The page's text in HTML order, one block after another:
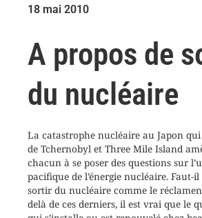
18 mai 2010
A propos de
du nucléaire
La catastrophe nucléaire au Japon
de Tchernobyl et Three Mile Island
chacun à se poser des questions sur
pacifique de l’énergie nucléaire. Faut-
sortir du nucléaire comme le
delà de ces derniers, il est vrai que le